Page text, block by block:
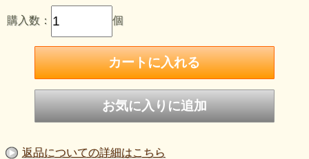
購入数： 個
返品についての詳細はこちら